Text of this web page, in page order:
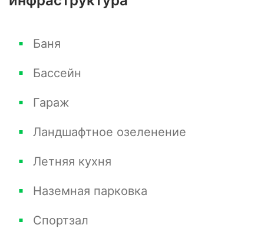
Баня
Бассейн
Гараж
Ландшафтное озеленение
Летняя кухня
Наземная парковка
Спортзал